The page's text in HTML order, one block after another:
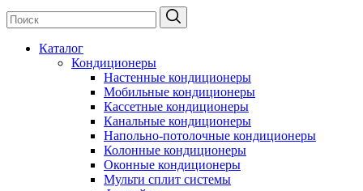
Каталог
Кондиционеры
Настенные кондиционеры
Мобильные кондиционеры
Кассетные кондиционеры
Канальные кондиционеры
Напольно-потолочные кондиционеры
Колонные кондиционеры
Оконные кондиционеры
Мульти сплит системы